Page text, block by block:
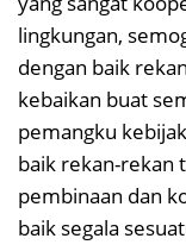
lingkungan,
dengan baik
kebaikan buat
pemangku
baik rekan-rekan
pembinaan dan
baik segala